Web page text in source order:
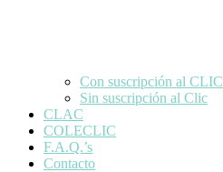
Con suscripción al CLIC
Sin suscripción al Clic
CLAC
COLECLIC
F.A.Q.’s
Contacto